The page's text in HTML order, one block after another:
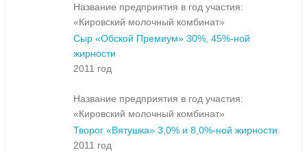
Название предприятия в год участия:
«Кировский молочный комбинат»
Сыр «Обской Премиум» 30%, 45%-ной
жирности
2011 год
Название предприятия в год участия:
«Кировский молочный комбинат»
Творог «Вятушка» 3,0% и 8,0%-ной жирности
2011 год